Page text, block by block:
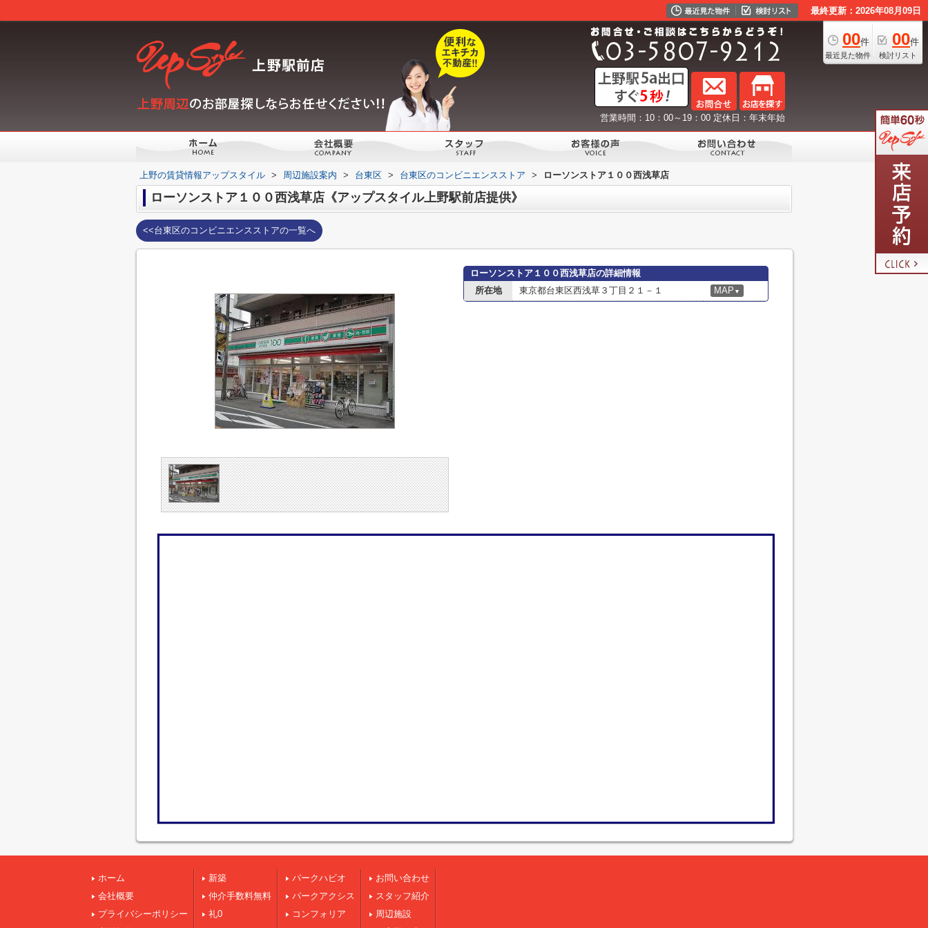
最終更新：2026年08月09日
00件
最近見た物件
00件
検討リスト
営業時間：10：00～19：00 定休日：年末年始
上野の賃貸情報アップスタイル > 周辺施設案内 > 台東区 > 台東区のコンビニエンスストア > ローソンストア１００西浅草店
ローソンストア１００西浅草店《アップスタイル上野駅前店提供》
<<台東区のコンビニエンスストアの一覧へ
ローソンストア１００西浅草店の詳細情報
所在地
東京都台東区西浅草３丁目２１－１ MAP ▼
ホーム
会社概要
プライバシーポリシー
新築
仲介手数料無料
礼0
パークハビオ
パークアクシス
コンフォリア
お問い合わせ
スタッフ紹介
周辺施設